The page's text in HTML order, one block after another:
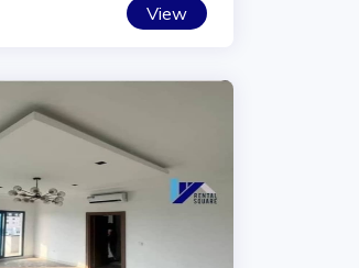
View